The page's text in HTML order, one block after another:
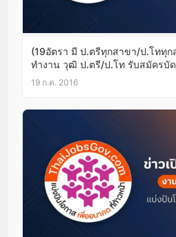
(19อัตรา มี ป.ตรีทุกสาขา/ป.โททุก
ทำงาน วุฒิ ป.ตรี/ป.โท รับสมัครบั
19 ก.ค. 2016